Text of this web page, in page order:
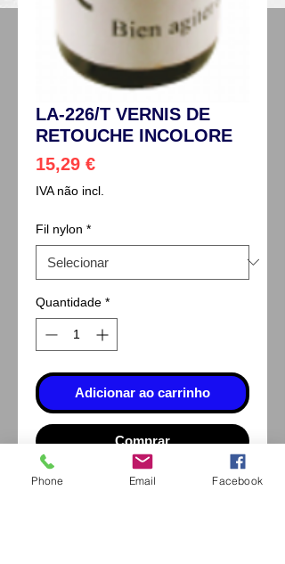
LA-226/T VERNIS DE
RETOUCHE INCOLORE
15,29 €Preço
IVA não incl.
Fil nylon *
Quantidade *
Adicionar ao carrinho
Comprar
Permet, après brossage, de
Phone Email Facebook